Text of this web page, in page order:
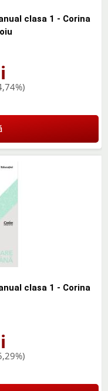
clasa 1 - Corina
clasa 1 - Corina